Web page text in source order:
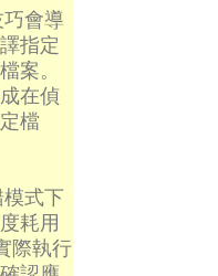
會導
指定
案。
在偵
檔
式下
耗用
際執行